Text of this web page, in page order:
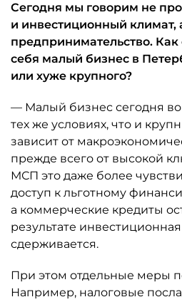
Сегодня мы говорим не
и инвестиционный климат,
предпринимательство. Как
себя малый бизнес в
или хуже крупного?
— Малый бизнес сегодня
тех же условиях, что и
зависит от
прежде всего от высокой
МСП это даже более
доступ к льготному
а коммерческие кредиты
результате
сдерживается.
При этом отдельные меры
Например, налоговые